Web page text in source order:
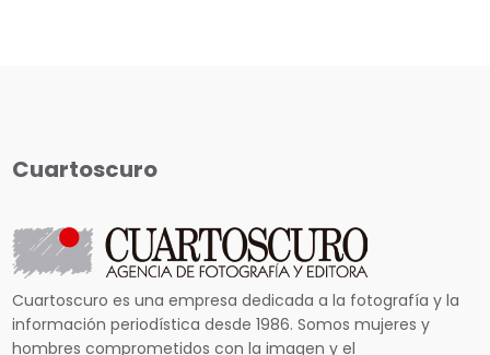
Cuartoscuro
Cuartoscuro es una empresa dedicada a la fotografía y la
información periodística desde 1986. Somos mujeres y
hombres comprometidos con la imagen y el